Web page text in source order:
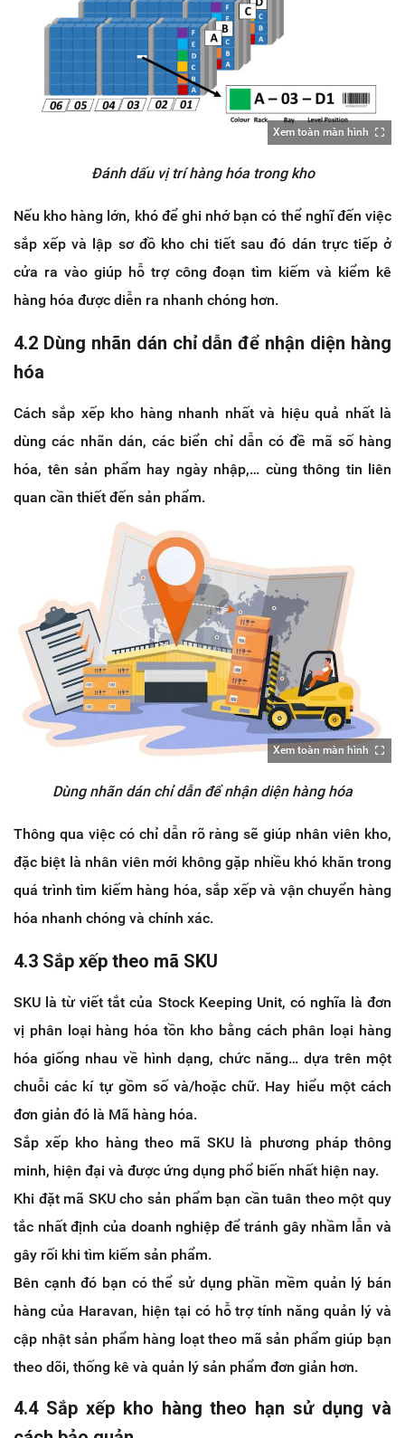
Xem toàn màn hình
Đánh dấu vị trí hàng hóa trong kho
Nếu kho hàng lớn, khó để ghi nhớ bạn có thể nghĩ đến việc
sắp xếp và lập sơ đồ kho chi tiết sau đó dán trực tiếp ở
cửa ra vào giúp hỗ trợ công đoạn tìm kiếm và kiểm kê
hàng hóa được diễn ra nhanh chóng hơn.
4.2 Dùng nhãn dán chỉ dẫn để nhận diện hàng
hóa
Cách sắp xếp kho hàng nhanh nhất và hiệu quả nhất là
dùng các nhãn dán, các biển chỉ dẫn có đề mã số hàng
hóa, tên sản phẩm hay ngày nhập,… cùng thông tin liên
quan cần thiết đến sản phẩm.
Xem toàn màn hình
Dùng nhãn dán chỉ dẫn để nhận diện hàng hóa
Thông qua việc có chỉ dẫn rõ ràng sẽ giúp nhân viên kho,
đặc biệt là nhân viên mới không gặp nhiều khó khăn trong
quá trình tìm kiếm hàng hóa, sắp xếp và vận chuyển hàng
hóa nhanh chóng và chính xác.
4.3 Sắp xếp theo mã SKU
SKU là từ viết tắt của Stock Keeping Unit, có nghĩa là đơn
vị phân loại hàng hóa tồn kho bằng cách phân loại hàng
hóa giống nhau về hình dạng, chức năng… dựa trên một
chuỗi các kí tự gồm số và/hoặc chữ. Hay hiểu một cách
đơn giản đó là Mã hàng hóa.
Sắp xếp kho hàng theo mã SKU là phương pháp thông
minh, hiện đại và được ứng dụng phổ biến nhất hiện nay.
Khi đặt mã SKU cho sản phẩm bạn cần tuân theo một quy
tắc nhất định của doanh nghiệp để tránh gây nhầm lẫn và
gây rối khi tìm kiếm sản phẩm.
Bên cạnh đó bạn có thể sử dụng phần mềm quản lý bán
hàng của Haravan, hiện tại có hỗ trợ tính năng quản lý và
cập nhật sản phẩm hàng loạt theo mã sản phẩm giúp bạn
theo dõi, thống kê và quản lý sản phẩm đơn giản hơn.
4.4 Sắp xếp kho hàng theo hạn sử dụng và